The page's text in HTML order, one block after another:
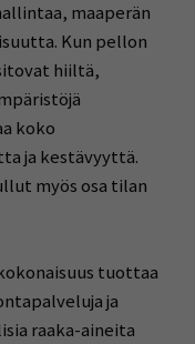
maaperän
Kun pellon
hiiltä,
koko
ja kestävyyttä.
myös osa tilan
tuottaa
ja
raaka-aineita